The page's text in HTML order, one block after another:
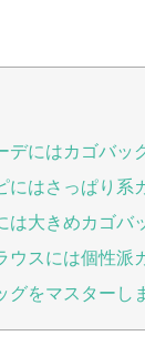
デにはカゴバッ
にはさっぱり系
は大きめカゴバ
ウスには個性
グをマスターし